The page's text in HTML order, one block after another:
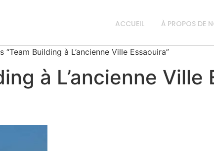
ACCUEIL À PROPOS DE
Building à L’ancienne Ville Essaouira”
à L’ancienne Ville